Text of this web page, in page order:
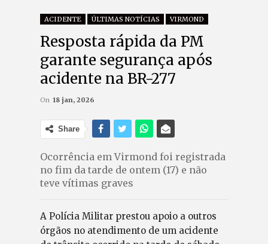
ACIDENTE ÚLTIMAS NOTÍCIAS VIRMOND
Resposta rápida da PM
garante segurança após
acidente na BR-277
On 18 jan, 2026
Share
Ocorrência em Virmond foi registrada
no fim da tarde de ontem (17) e não
teve vítimas graves
A Polícia Militar prestou apoio a outros
órgãos no atendimento de um acidente